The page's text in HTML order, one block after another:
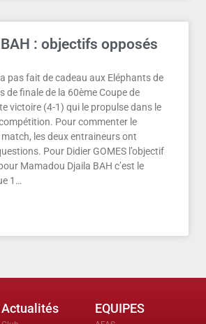
BAH : objectifs opposés
pas fait de cadeau aux Eléphants de
de finale de la 60ème Coupe de
victoire (4-1) qui le propulse dans le
Pour commenter le
les deux entraineurs ont
Pour Didier GOMES l’objectif
Mamadou Djaila BAH c’est le
1…
Actualités EQUIPES